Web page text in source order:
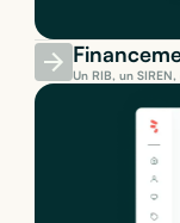
Un RIB, un